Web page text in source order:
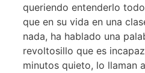
queriendo entenderlo
que en su vida en una
nada, ha hablado una
revoltosillo que es
minutos quieto, lo llaman